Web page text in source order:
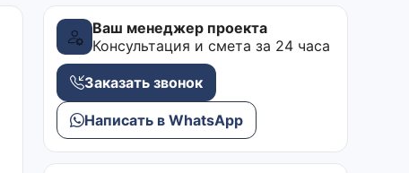
Ваш менеджер проекта
Консультация и смета за 24 часа
Заказать звонок
Написать в WhatsApp